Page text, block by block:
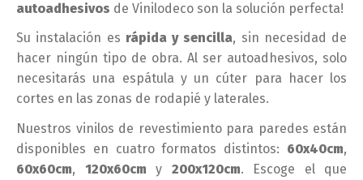
autoadhesivos de Vinilodeco son la solución perfecta!
Su instalación es rápida y sencilla, sin necesidad de
hacer ningún tipo de obra. Al ser autoadhesivos, solo
necesitarás una espátula y un cúter para hacer los
cortes en las zonas de rodapié y laterales.
Nuestros vinilos de revestimiento para paredes están
disponibles en cuatro formatos distintos: 60x40cm,
60x60cm, 120x60cm y 200x120cm. Escoge el que